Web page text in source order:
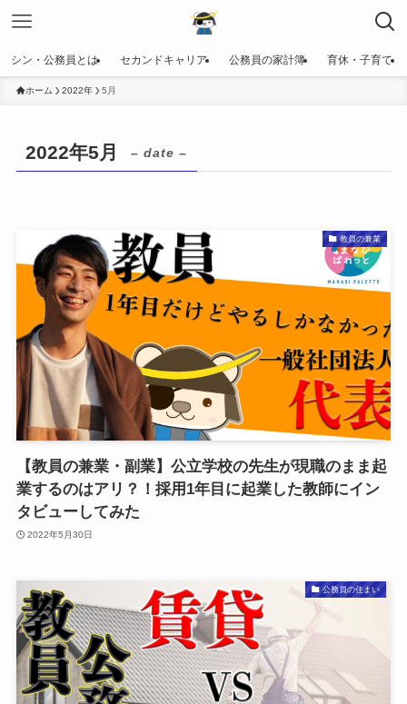
シン・公務員とは セカンドキャリア 公務員の家計簿 育休・子育て
ホーム 2022年 5月
2022年5月 – date –
教員の兼業
【教員の兼業・副業】公立学校の先生が現職のまま起
業するのはアリ？！採用1年目に起業した教師にイン
タビューしてみた
2022年5月30日
公務員の住まい